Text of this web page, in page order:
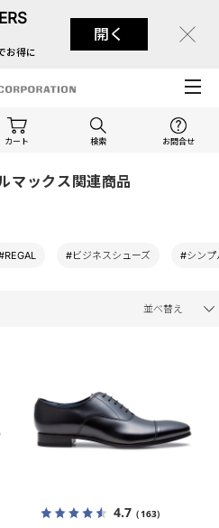
お得に
開く
カート 検索 お問合せ
マックス関連商品
#ビジネスシューズ #シンプ
並べ替え
4.7（163）